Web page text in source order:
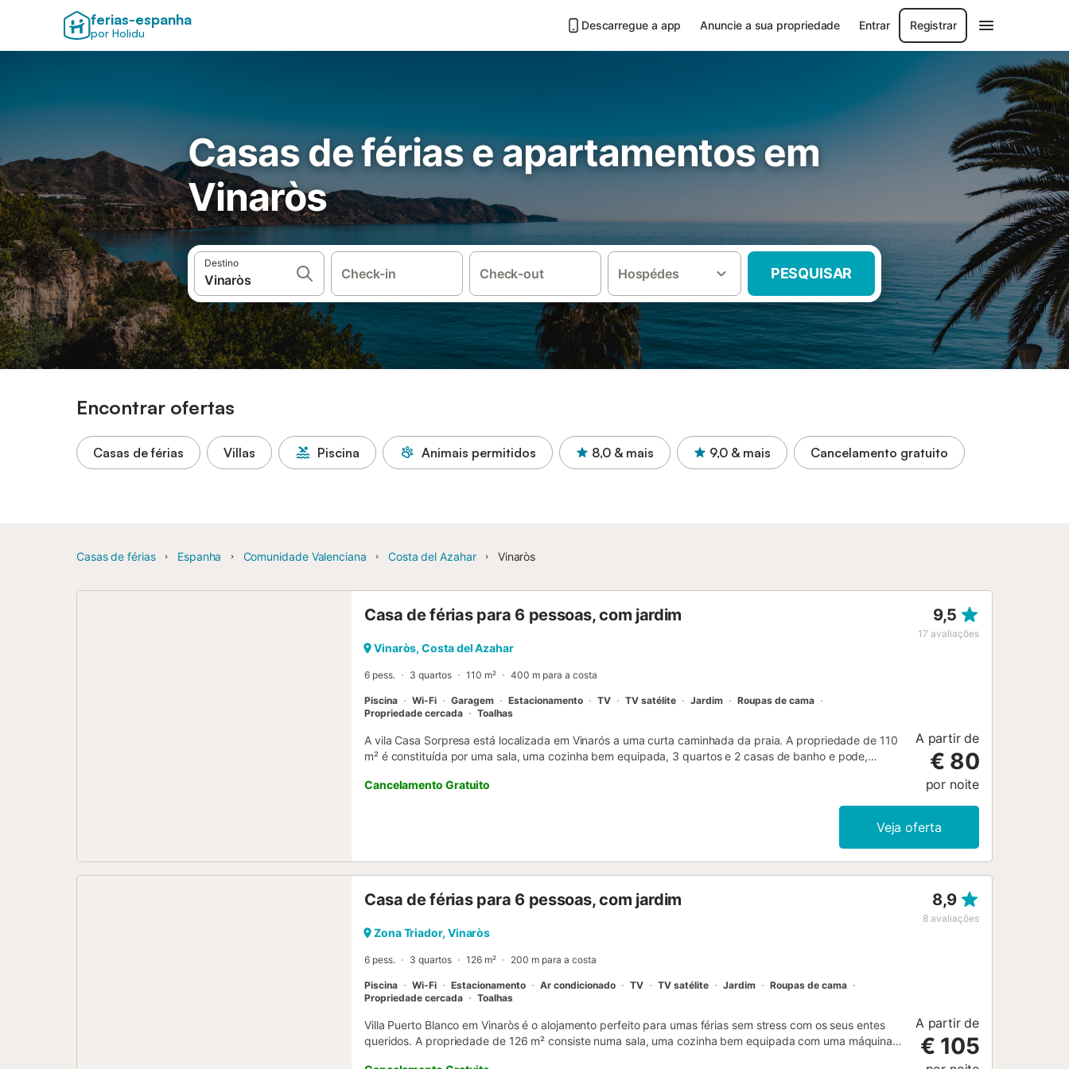
ferias-espanha
por Holidu
Descarregue a app Anuncie a sua propriedade Entrar Registrar
Casas de férias e apartamentos em
Vinaròs
Destino
Check-in Check-out Hospédes PESQUISAR
Encontrar ofertas
Casas de férias Villas Piscina Animais permitidos 8,0 & mais 9,0 & mais Cancelamento gratuito
Casas de férias Espanha Comunidade Valenciana Costa del Azahar Vinaròs
Casa de férias para 6 pessoas, com jardim 9,5
17 avaliações
Vinaròs, Costa del Azahar
6 pess. 3 quartos 110 m² 400 m para a costa
Piscina Wi-Fi Garagem Estacionamento TV TV satélite Jardim
Roupas de cama
Propriedade cercada
Toalhas
A vila Casa Sorpresa está localizada em Vinarós a uma curta caminhada da praia. A propriedade de 110
m² é constituída por uma sala, uma cozinha bem equipada, 3 quartos e 2 casas de banho e pode,
máquina de lavar roupa. Uma cama de bebé e uma cadeira alta estão também disponíveis. A moradia
possui uma área exterior privada com piscina, um jardim, um terraço aberto, um terraço coberto e um
barbecue. Estão disponíveis 2 lugares de estacionamento na propriedade e 1 numa garagem. As famílias
actualmente disponível. Wi-Fi está disponível e é adequado para videochamadas. Está disponível uma
Cancelamento Gratuito
A partir de
€ 80
por noite
Veja oferta
Casa de férias para 6 pessoas, com jardim 8,9
8 avaliações
Zona Triador, Vinaròs
6 pess. 3 quartos 126 m² 200 m para a costa
Piscina Wi-Fi Estacionamento Ar condicionado TV TV satélite Jardim
Roupas de cama
Propriedade cercada
Toalhas
Villa Puerto Blanco em Vinaròs é o alojamento perfeito para umas férias sem stress com os seus entes
queridos. A propriedade de 126 m² consiste numa sala, uma cozinha bem equipada com uma máquina
A partir de
€ 105